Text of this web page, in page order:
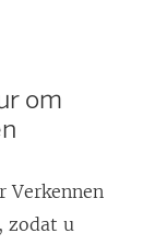
om
Verkennen
zodat u